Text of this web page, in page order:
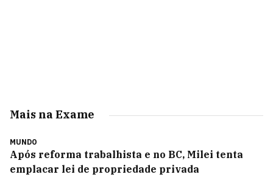
Mais na Exame
MUNDO
Após reforma trabalhista e no BC, Milei tenta
emplacar lei de propriedade privada